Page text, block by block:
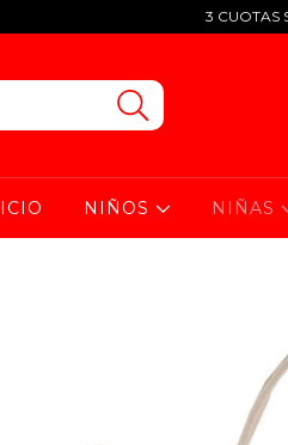
3 CUOTAS
NIÑOS NIÑAS